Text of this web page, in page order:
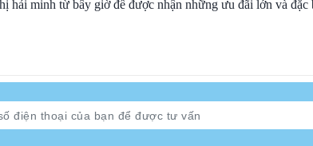
hải minh từ bây giờ để được nhận những ưu đãi lớn và đặc